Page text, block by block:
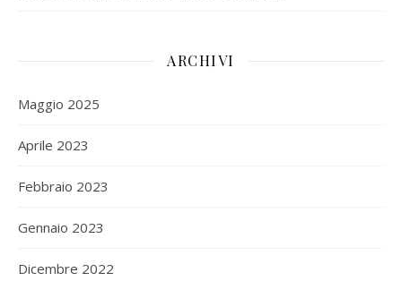
ARCHIVI
Maggio 2025
Aprile 2023
Febbraio 2023
Gennaio 2023
Dicembre 2022